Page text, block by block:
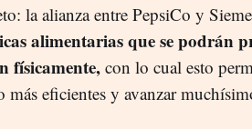
la alianza entre PepsiCo y
alimentarias que se podrán
físicamente,con lo cual esto
más eficientes y avanzar